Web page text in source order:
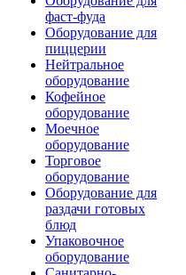
фаст-фуда
Оборудование для
пиццерии
Нейтральное
оборудование
Кофейное
оборудование
Моечное
оборудование
Торговое
оборудование
Оборудование для
раздачи готовых
блюд
Упаковочное
оборудование